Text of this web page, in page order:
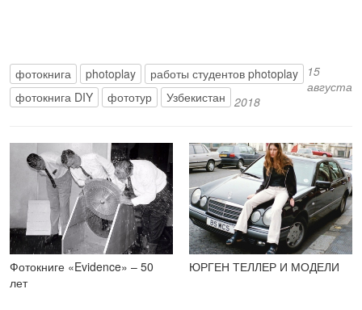
фотокнига photoplay
работы студентов photoplay
фотокнига DIY
фототур Узбекистан
15
августа
2018
Фотокниге «Evidence» – 50
лет
ЮРГЕН ТЕЛЛЕР И МОДЕЛИ